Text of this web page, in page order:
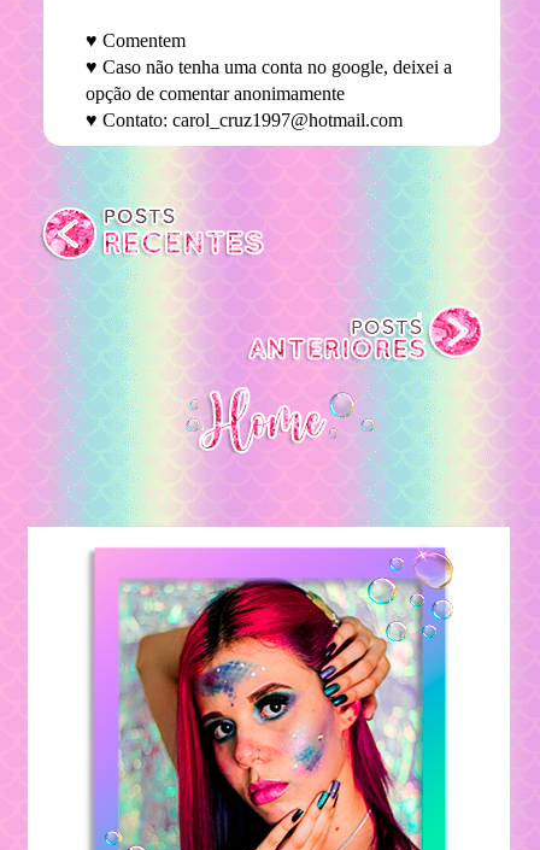
♥ Comentem
♥ Caso não tenha uma conta no google, deixei a
opção de comentar anonimamente
♥ Contato: carol_cruz1997@hotmail.com